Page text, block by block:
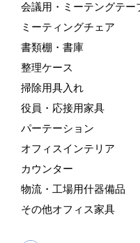
会議用・ミーテングテー
ミーティングチェア
書類棚・書庫
整理ケース
掃除用具入れ
役員・応接用家具
パーテーション
オフィスインテリア
カウンター
物流・工場用什器備品
その他オフィス家具